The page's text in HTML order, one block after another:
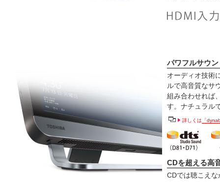
パワフルサウ
オーディオ技術
ルで高音質なサ
組み合わせれば
す。ナチュラル
詳しくは 「
CDを超える高
CDでは聴こえ